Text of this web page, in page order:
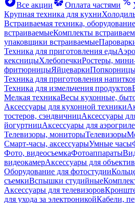
Все акции
Оплата частями
Крупная техника для кухни
Встраиваемая техника, оборудование
встраиваемыеКомплекты
упаковщики встраиваемые
Техника для приготовления еды
кексницыХлебопечкиРостеры,
фритюрницыЯйцеварки
Техника для приготовления
Техника для измельчения продуктов
Мелкая техникаВесы кухонные,
Аксессуары для кухонной техники
тостеров, сэндвичницАксессуары
йогуртницАксессуары для
Телевизоры, мониторыТелевизоры
Смарт-часы, аксессуарыУмные часы
Фото, видеосъемкаФотоаппараты
видеокамерАксессуары для
Оборудование для фотостудии
съемкиВспышки студийные
Аксессуары для телевизоров
для ухода за электроникойКабели,